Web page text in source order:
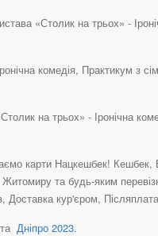
«Столик на трьох» -
комедія, Практикум з
на трьох» - Іронічна
карти Нацкешбек!
та будь-яким
Доставка кур'єром,
Дніпро 2023.